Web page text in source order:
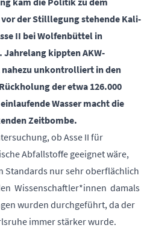
der Stilllegung stehende Kali-
II bei Wolfenbüttel in
Jahrelang kippten AKW-
unkontrolliert in den
der etwa 126.000
Wasser macht die
Zeitbombe.
ob Asse II für
Abfallstoffe geeignet wäre,
Standards nur sehr oberflächlich
Wissenschaftler*innen damals
wurden durchgeführt, da der
immer stärker wurde.